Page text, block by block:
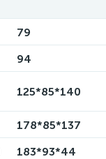
79
94
125*85*140
178*85*137
183*93*44